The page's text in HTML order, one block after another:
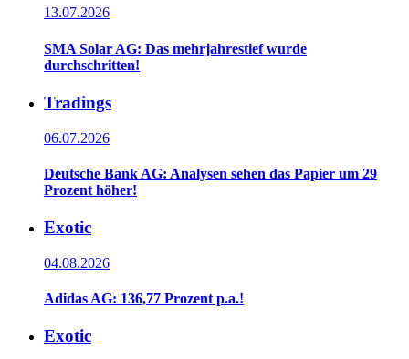
13.07.2026
SMA Solar AG: Das mehrjahrestief wurde
durchschritten!
Tradings
06.07.2026
Deutsche Bank AG: Analysen sehen das Papier um 29
Prozent höher!
Exotic
04.08.2026
Adidas AG: 136,77 Prozent p.a.!
Exotic